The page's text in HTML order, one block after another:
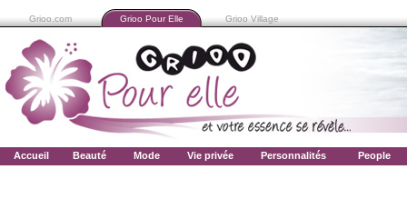
Grioo.com Grioo Pour Elle Grioo Village
Accueil Beauté Mode Vie privée Personnalités People